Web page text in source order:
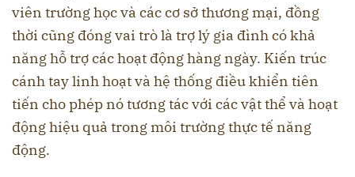
viên trường học và các cơ sở thương mại, đồng
thời cũng đóng vai trò là trợ lý gia đình có khả
năng hỗ trợ các hoạt động hàng ngày. Kiến trúc
cánh tay linh hoạt và hệ thống điều khiển tiên
tiến cho phép nó tương tác với các vật thể và hoạt
động hiệu quả trong môi trường thực tế năng
động.